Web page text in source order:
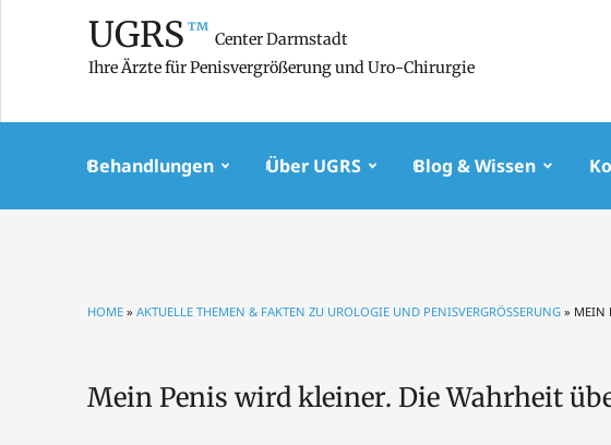
UGRS™ Center Darmstadt
Ihre Ärzte für Penisvergrößerung und Uro-Chirurgie
Behandlungen Über UGRS Blog & Wissen
HOME » AKTUELLE THEMEN & FAKTEN ZU UROLOGIE UND PENISVERGRÖSSERUNG » MEIN
Mein Penis wird kleiner. Die Wahrheit